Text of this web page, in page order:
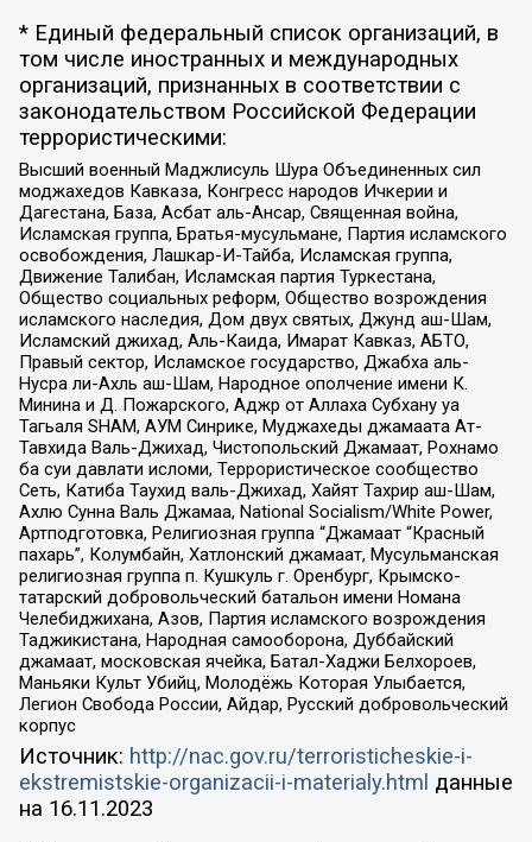
* Единый федеральный список организаций, в
том числе иностранных и международных
организаций, признанных в соответствии с
законодательством Российской Федерации
террористическими:
Высший военный Маджлисуль Шура Объединенных сил
моджахедов Кавказа, Конгресс народов Ичкерии и
Дагестана, База, Асбат аль-Ансар, Священная война,
Исламская группа, Братья-мусульмане, Партия исламского
освобождения, Лашкар-И-Тайба, Исламская группа,
Движение Талибан, Исламская партия Туркестана,
Общество социальных реформ, Общество возрождения
исламского наследия, Дом двух святых, Джунд аш-Шам,
Исламский джихад, Аль-Каида, Имарат Кавказ, АБТО,
Правый сектор, Исламское государство, Джабха аль-
Нусра ли-Ахль аш-Шам, Народное ополчение имени К.
Минина и Д. Пожарского, Аджр от Аллаха Субхану уа
Тагьаля SHAM, АУМ Синрике, Муджахеды джамаата Ат-
Тавхида Валь-Джихад, Чистопольский Джамаат, Рохнамо
ба суи давлати исломи, Террористическое сообщество
Сеть, Катиба Таухид валь-Джихад, Хайят Тахрир аш-Шам,
Ахлю Сунна Валь Джамаа, National Socialism/White Power,
Артподготовка, Религиозная группа “Джамаат “Красный
пахарь”, Колумбайн, Хатлонский джамаат, Мусульманская
религиозная группа п. Кушкуль г. Оренбург, Крымско-
татарский добровольческий батальон имени Номана
Челебиджихана, Азов, Партия исламского возрождения
Таджикистана, Народная самооборона, Дуббайский
джамаат, московская ячейка, Батал-Хаджи Белхороев,
Маньяки Культ Убийц, Молодёжь Которая Улыбается,
Легион Свобода России, Айдар, Русский добровольческий
корпус
Источник: http://nac.gov.ru/terroristicheskie-i-
ekstremistskie-organizacii-i-materialy.html данные
на 16.11.2023